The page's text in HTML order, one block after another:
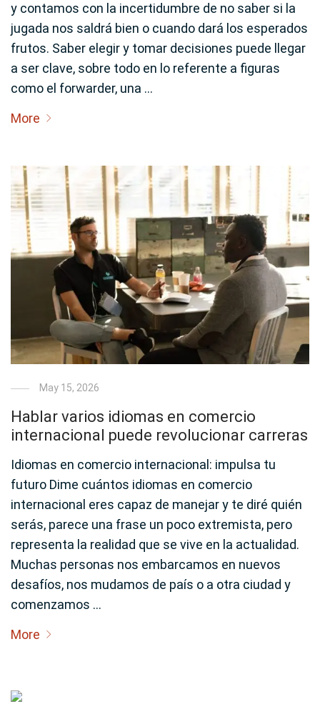
y contamos con la incertidumbre de no saber si la
jugada nos saldrá bien o cuando dará los esperados
frutos. Saber elegir y tomar decisiones puede llegar
a ser clave, sobre todo en lo referente a figuras
como el forwarder, una …
More
May 15, 2026
Hablar varios idiomas en comercio
internacional puede revolucionar carreras
Idiomas en comercio internacional: impulsa tu
futuro Dime cuántos idiomas en comercio
internacional eres capaz de manejar y te diré quién
serás, parece una frase un poco extremista, pero
representa la realidad que se vive en la actualidad.
Muchas personas nos embarcamos en nuevos
desafíos, nos mudamos de país o a otra ciudad y
comenzamos …
More